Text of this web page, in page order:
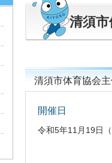
清須
清須市体育協会
開催日
令和5年11月19日